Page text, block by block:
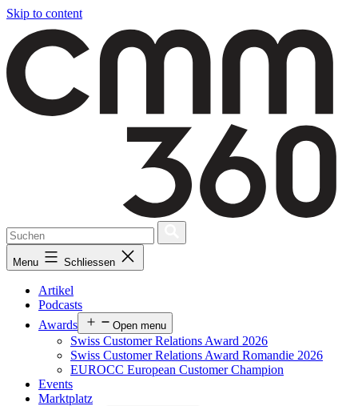
Skip to content
Menu Schliessen
Artikel
Podcasts
Awards
Open menu
Swiss Customer Relations Award 2026
Swiss Customer Relations Award Romandie 2026
EUROCC European Customer Champion
Events
Marktplatz